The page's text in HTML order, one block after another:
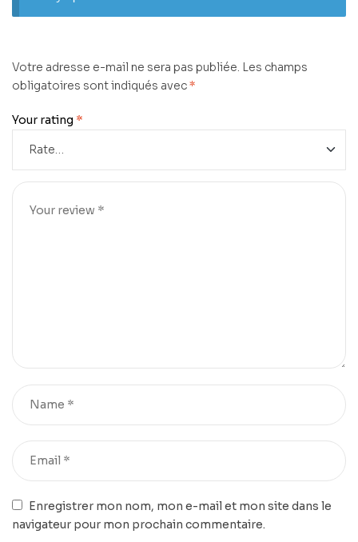
Votre adresse e-mail ne sera pas publiée. Les champs
obligatoires sont indiqués avec*
Your rating *
Enregistrer mon nom, mon e-mail et mon site dans le
navigateur pour mon prochain commentaire.